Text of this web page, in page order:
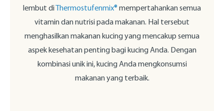
lembut diThermostufenmix® mempertahankan semua
vitamin dan nutrisi pada makanan. Hal tersebut
menghasilkan makanan kucing yang mencakup semua
aspek kesehatan penting bagi kucing Anda. Dengan
kombinasi unik ini, kucing Anda mengkonsumsi
makanan yang terbaik.